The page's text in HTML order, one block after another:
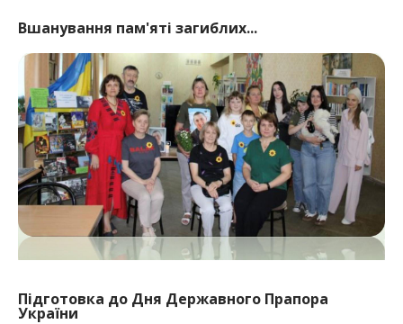
Вшанування пам'яті загиблих...
Підготовка до Дня Державного Прапора
України